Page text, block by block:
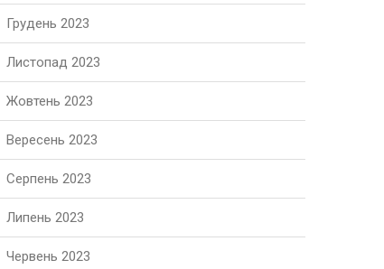
Грудень 2023
Листопад 2023
Жовтень 2023
Вересень 2023
Серпень 2023
Липень 2023
Червень 2023